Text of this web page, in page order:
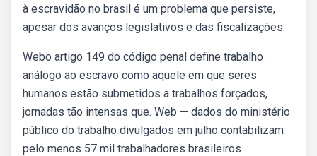
à escravidão no brasil é um problema que persiste,
apesar dos avanços legislativos e das fiscalizações.
Webo artigo 149 do código penal define trabalho
análogo ao escravo como aquele em que seres
humanos estão submetidos a trabalhos forçados,
jornadas tão intensas que. Web — dados do ministério
público do trabalho divulgados em julho contabilizam
pelo menos 57 mil trabalhadores brasileiros